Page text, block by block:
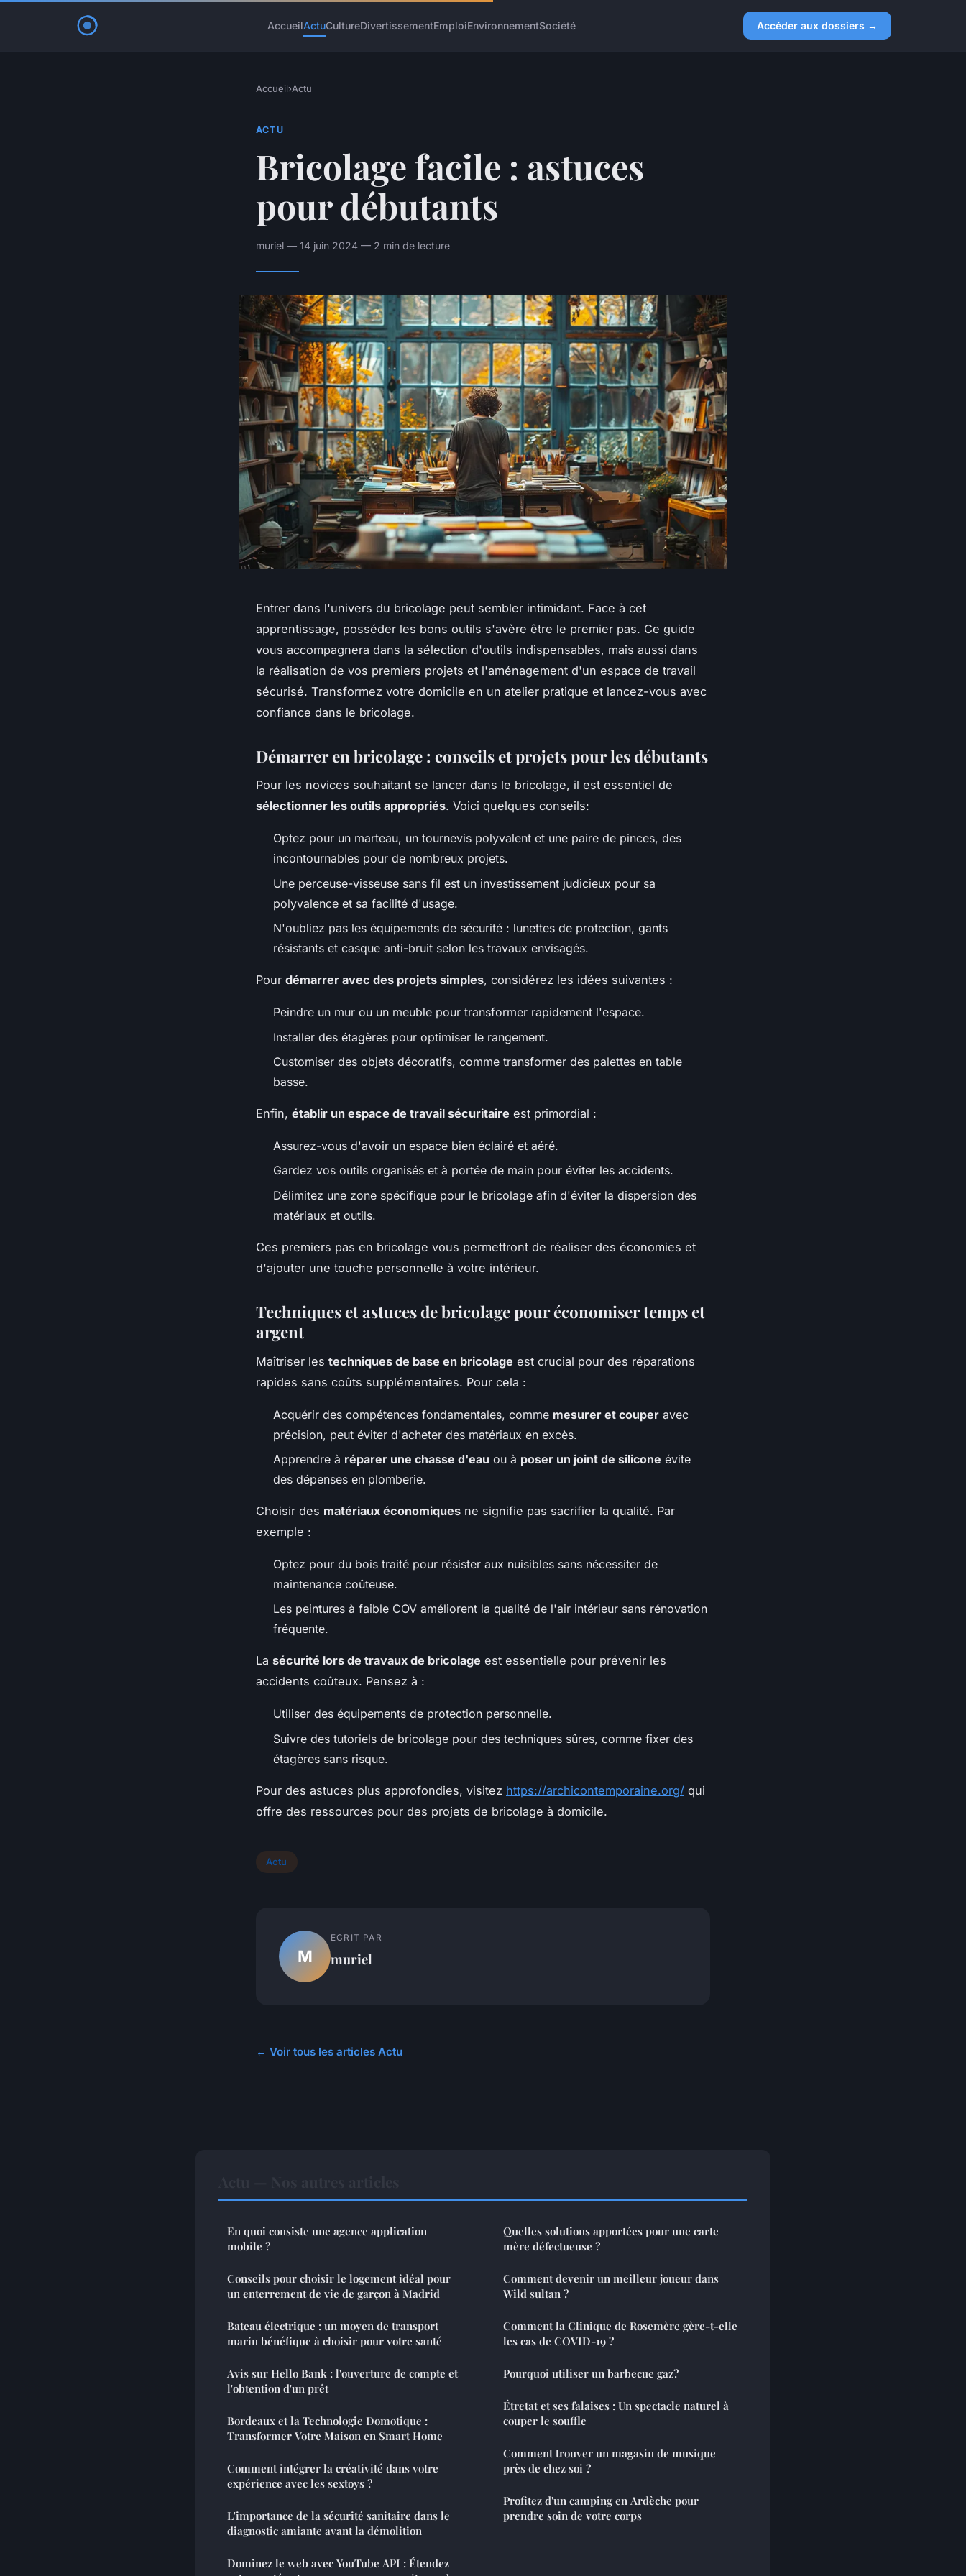
AccueilActuCultureDivertissementEmploiEnvironnementSociété Accéder aux dossiers →
Accueil›Actu
ACTU
Bricolage facile : astuces
pour débutants
muriel — 14 juin 2024 — 2 min de lecture
Entrer dans l'univers du bricolage peut sembler intimidant. Face à cet
apprentissage, posséder les bons outils s'avère être le premier pas. Ce guide
vous accompagnera dans la sélection d'outils indispensables, mais aussi dans
la réalisation de vos premiers projets et l'aménagement d'un espace de travail
sécurisé. Transformez votre domicile en un atelier pratique et lancez-vous avec
confiance dans le bricolage.
Démarrer en bricolage : conseils et projets pour les débutants
Pour les novices souhaitant se lancer dans le bricolage, il est essentiel de
sélectionner les outils appropriés. Voici quelques conseils:
Optez pour un marteau, un tournevis polyvalent et une paire de pinces, des
incontournables pour de nombreux projets.
Une perceuse-visseuse sans fil est un investissement judicieux pour sa
polyvalence et sa facilité d'usage.
N'oubliez pas les équipements de sécurité : lunettes de protection, gants
résistants et casque anti-bruit selon les travaux envisagés.
Pour démarrer avec des projets simples, considérez les idées suivantes :
Peindre un mur ou un meuble pour transformer rapidement l'espace.
Installer des étagères pour optimiser le rangement.
Customiser des objets décoratifs, comme transformer des palettes en table
basse.
Enfin, établir un espace de travail sécuritaire est primordial :
Assurez-vous d'avoir un espace bien éclairé et aéré.
Gardez vos outils organisés et à portée de main pour éviter les accidents.
Délimitez une zone spécifique pour le bricolage afin d'éviter la dispersion des
matériaux et outils.
Ces premiers pas en bricolage vous permettront de réaliser des économies et
d'ajouter une touche personnelle à votre intérieur.
Techniques et astuces de bricolage pour économiser temps et
argent
Maîtriser les techniques de base en bricolage est crucial pour des réparations
rapides sans coûts supplémentaires. Pour cela :
Acquérir des compétences fondamentales, comme mesurer et couper avec
précision, peut éviter d'acheter des matériaux en excès.
Apprendre à réparer une chasse d'eau ou à poser un joint de silicone évite
des dépenses en plomberie.
Choisir des matériaux économiques ne signifie pas sacrifier la qualité. Par
exemple :
Optez pour du bois traité pour résister aux nuisibles sans nécessiter de
maintenance coûteuse.
Les peintures à faible COV améliorent la qualité de l'air intérieur sans rénovation
fréquente.
La sécurité lors de travaux de bricolage est essentielle pour prévenir les
accidents coûteux. Pensez à :
Utiliser des équipements de protection personnelle.
Suivre des tutoriels de bricolage pour des techniques sûres, comme fixer des
étagères sans risque.
Pour des astuces plus approfondies, visitez https://archicontemporaine.org/ qui
offre des ressources pour des projets de bricolage à domicile.
Actu
M
ECRIT PAR
muriel
← Voir tous les articles Actu
En quoi consiste une agence application
mobile ?
Conseils pour choisir le logement idéal pour
un enterrement de vie de garçon à Madrid
Bateau électrique : un moyen de transport
marin bénéfique à choisir pour votre santé
Avis sur Hello Bank : l'ouverture de compte et
l'obtention d'un prêt
Bordeaux et la Technologie Domotique :
Transformer Votre Maison en Smart Home
Comment intégrer la créativité dans votre
expérience avec les sextoys ?
L'importance de la sécurité sanitaire dans le
diagnostic amiante avant la démolition
Dominez le web avec YouTube API : Étendez
Quelles solutions apportées pour une carte
mère défectueuse ?
Comment devenir un meilleur joueur dans
Wild sultan ?
Comment la Clinique de Rosemère gère-t-elle
les cas de COVID-19 ?
Pourquoi utiliser un barbecue gaz?
Étretat et ses falaises : Un spectacle naturel à
couper le souffle
Comment trouver un magasin de musique
près de chez soi ?
Profitez d'un camping en Ardèche pour
prendre soin de votre corps